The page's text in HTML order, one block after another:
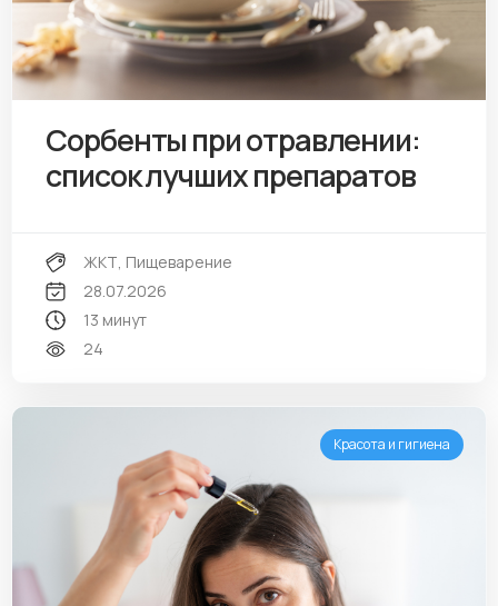
Сорбенты при отравлении:
список лучших препаратов
ЖКТ, Пищеварение
28.07.2026
13 минут
24
Красота и гигиена